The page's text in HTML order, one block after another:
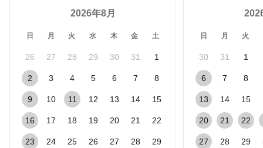
2026年8月
日 月 火 水 木 金 土
26 27 28 29 30 31 1
2 3 4 5 6 7 8
9 10 11 12 13 14 15
16 17 18 19 20 21 22
23 24 25 26 27 28 29
日 月 火
30 31 1
6 7 8
13 14 15
20 21 22
27 28 29